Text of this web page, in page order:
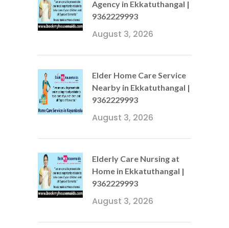
Agency in Ekkatuthangal |
9362229993
August 3, 2026
Elder Home Care Service
Nearby in Ekkatuthangal |
9362229993
August 3, 2026
Elderly Care Nursing at
Home in Ekkatuthangal |
9362229993
August 3, 2026